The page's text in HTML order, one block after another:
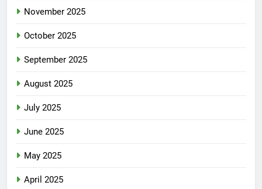
November 2025
October 2025
September 2025
August 2025
July 2025
June 2025
May 2025
April 2025